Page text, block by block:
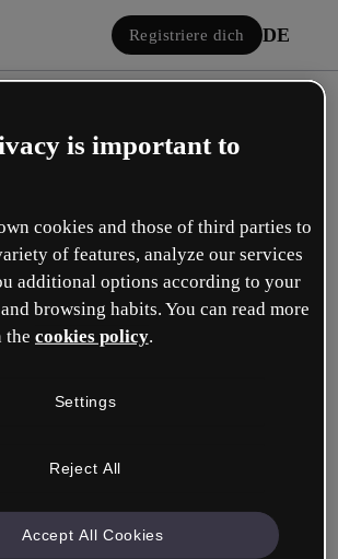
Registriere dich DE
Einloggen
Mit Google anmelden
is important to
cookies and those of third parties to
of features, analyze our services
additional options according to your
browsing habits. You can read more
the cookies policy.
Settings
Reject All
Accept All Cookies